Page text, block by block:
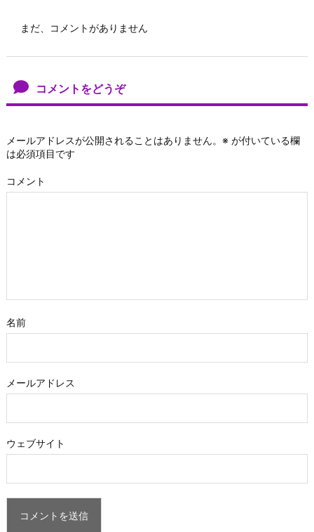
まだ、コメントがありません
コメントをどうぞ
メールアドレスが公開されることはありません。 ※ が付いている欄
は必須項目です
コメント
名前
メールアドレス
ウェブサイト